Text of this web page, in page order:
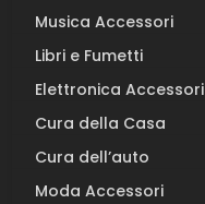
Musica Accessori
Libri e Fumetti
Elettronica Accessori
Cura della Casa
Cura dell’auto
Moda Accessori